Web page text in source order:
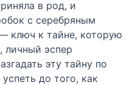
в род, и
с серебряным
ключ к тайне, которую
личный эспер
эту тайну по
до того, как